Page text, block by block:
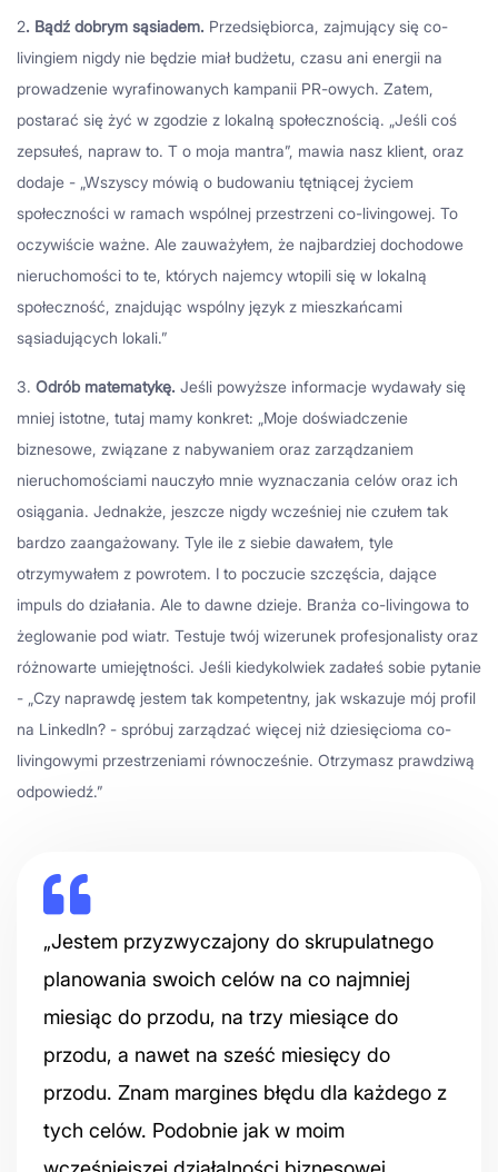
2. Bądź dobrym sąsiadem. Przedsiębiorca, zajmujący się co-
livingiem nigdy nie będzie miał budżetu, czasu ani energii na
prowadzenie wyrafinowanych kampanii PR-owych. Zatem,
postarać się żyć w zgodzie z lokalną społecznością. „Jeśli coś
zepsułeś, napraw to. T o moja mantra”, mawia nasz klient, oraz
dodaje - „Wszyscy mówią o budowaniu tętniącej życiem
społeczności w ramach wspólnej przestrzeni co-livingowej. To
oczywiście ważne. Ale zauważyłem, że najbardziej dochodowe
nieruchomości to te, których najemcy wtopili się w lokalną
społeczność, znajdując wspólny język z mieszkańcami
sąsiadujących lokali.”
3. Odrób matematykę. Jeśli powyższe informacje wydawały się
mniej istotne, tutaj mamy konkret: „Moje doświadczenie
biznesowe, związane z nabywaniem oraz zarządzaniem
nieruchomościami nauczyło mnie wyznaczania celów oraz ich
osiągania. Jednakże, jeszcze nigdy wcześniej nie czułem tak
bardzo zaangażowany. Tyle ile z siebie dawałem, tyle
otrzymywałem z powrotem. I to poczucie szczęścia, dające
impuls do działania. Ale to dawne dzieje. Branża co-livingowa to
żeglowanie pod wiatr. Testuje twój wizerunek profesjonalisty oraz
różnowarte umiejętności. Jeśli kiedykolwiek zadałeś sobie pytanie
- „Czy naprawdę jestem tak kompetentny, jak wskazuje mój profil
na LinkedIn? - spróbuj zarządzać więcej niż dziesięcioma co-
livingowymi przestrzeniami równocześnie. Otrzymasz prawdziwą
odpowiedź.”
„Jestem przyzwyczajony do skrupulatnego
planowania swoich celów na co najmniej
miesiąc do przodu, na trzy miesiące do
przodu, a nawet na sześć miesięcy do
przodu. Znam margines błędu dla każdego z
tych celów. Podobnie jak w moim